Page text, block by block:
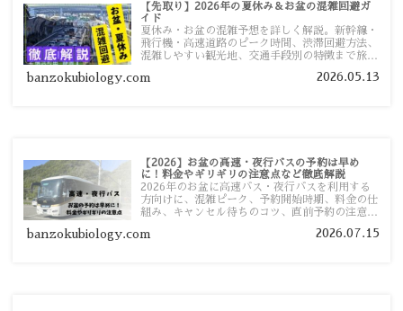
【先取り】2026年の夏休み＆お盆の混雑回避ガ
イド
夏休み・お盆の混雑予想を詳しく解説。新幹線・
飛行機・高速道路のピーク時間、渋滞回避方法、
混雑しやすい観光地、交通手段別の特徴まで旅行
banzokubiology.com 2026.05.13
【2026】お盆の高速・夜行バスの予約は早め
に！料金やギリギリの注意点など徹底解説
2026年のお盆に高速バス・夜行バスを利用する
方向けに、混雑ピーク、予約開始時期、料金の仕
組み、キャンセル待ちのコツ、直前予約の注意点
banzokubiology.com 2026.07.15